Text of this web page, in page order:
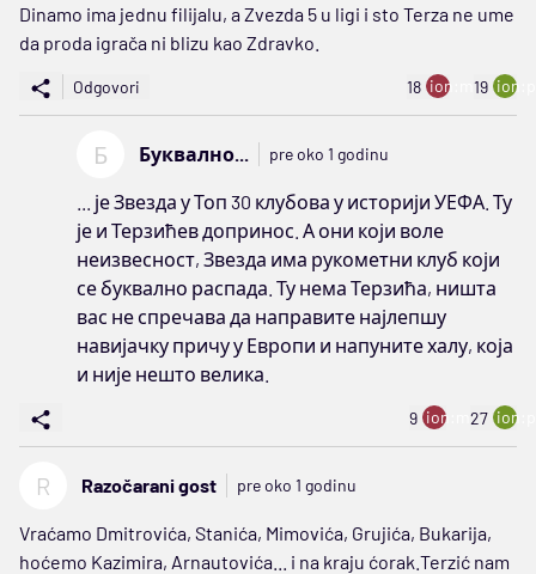
Dinamo ima jednu filijalu, a Zvezda 5 u ligi i sto Terza ne ume
da proda igrača ni blizu kao Zdravko.
Odgovori 18 ion:minus
19
Б Буквално... pre oko 1 godinu
... је Звезда у Топ 30 клубова у историји УЕФА. Ту
је и Терзићев допринос. А они који воле
неизвесност, Звезда има рукометни клуб који
се буквално распада. Ту нема Терзића, ништа
вас не спречава да направите најлепшу
навијачку причу у Европи и напуните халу, која
и није нешто велика.
9 ion:minus
27
R Razočarani gost pre oko 1 godinu
Vraćamo Dmitrovića, Stanića, Mimovića, Grujića, Bukarija,
hoćemo Kazimira, Arnautovića... i na kraju ćorak.Terzić nam